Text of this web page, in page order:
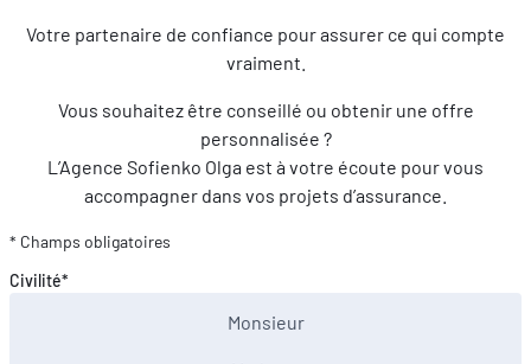
Votre partenaire de confiance pour assurer ce qui compte
vraiment.
Vous souhaitez être conseillé ou obtenir une offre
personnalisée ?
L’Agence Sofienko Olga est à votre écoute pour vous
accompagner dans vos projets d’assurance.
* Champs obligatoires
Civilité*
Monsieur